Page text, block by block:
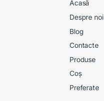
Acasă
Despre noi
Blog
Contacte
Produse
Coș
Preferate